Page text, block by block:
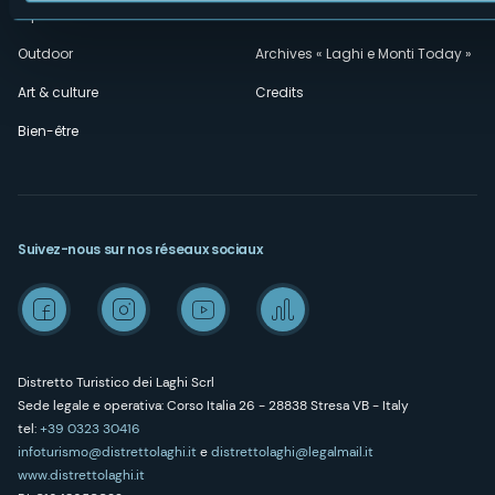
Expériences
Outdoor
Art & culture
Bien-être
Media Room
Archives « Laghi e Monti Today »
Credits
Distretto Turistico dei Laghi Scrl
Sede legale e operativa: Corso Italia 26 - 28838 Stresa VB - Italy
tel:+39 0323 30416
infoturismo@distrettolaghi.itedistrettolaghi@legalmail.it
www.distrettolaghi.it
Suivez-nous sur nos réseaux sociaux